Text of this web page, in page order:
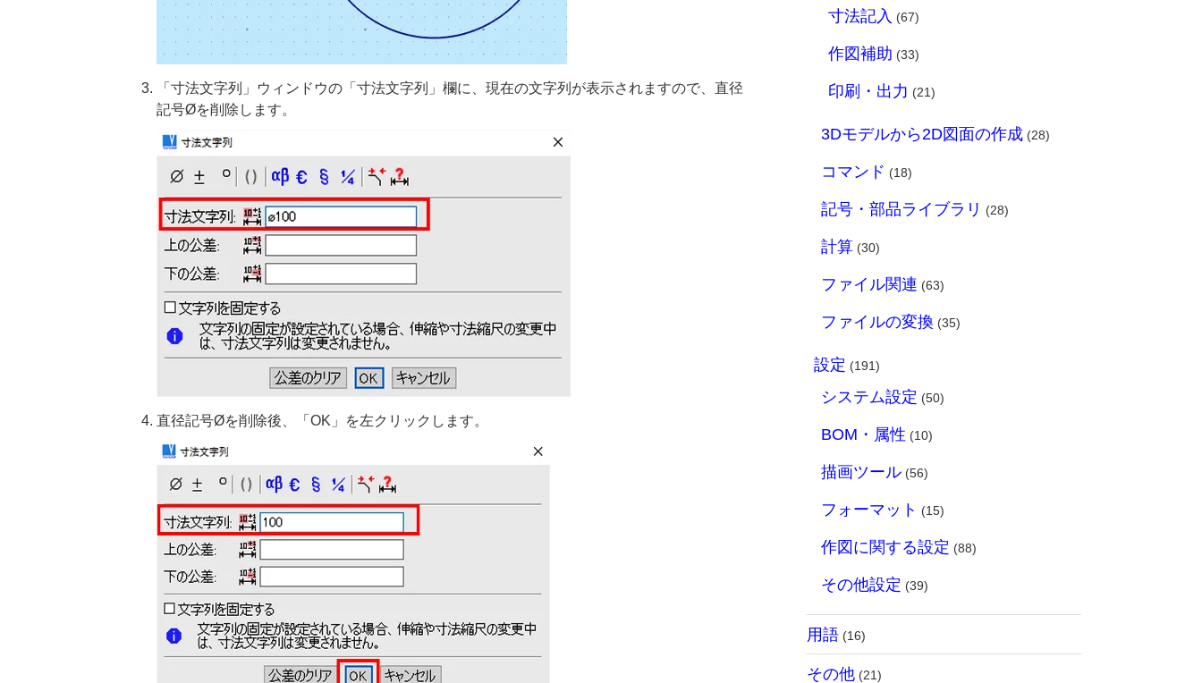
「寸法文字列」ウィンドウの「寸法文字列」欄に、現在の文字列が表示されますので、直径
記号Øを削除します。
直径記号Øを削除後、「OK」を左クリックします。
寸法記入 (67)
作図補助 (33)
印刷・出力 (21)
3Dモデルから2D図面の作成 (28)
コマンド (18)
記号・部品ライブラリ (28)
計算 (30)
ファイル関連 (63)
ファイルの変換 (35)
設定 (191)
システム設定 (50)
BOM・属性 (10)
描画ツール (56)
フォーマット (15)
作図に関する設定 (88)
その他設定 (39)
用語 (16)
その他 (21)